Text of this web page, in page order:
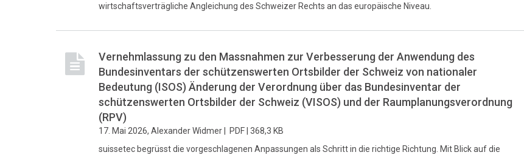
wirtschaftsverträgliche Angleichung des Schweizer Rechts an das europäische Niveau.
Vernehmlassung zu den Massnahmen zur Verbesserung der Anwendung des
Bundesinventars der schützenswerten Ortsbilder der Schweiz von nationaler
Bedeutung (ISOS) Änderung der Verordnung über das Bundesinventar der
schützenswerten Ortsbilder der Schweiz (VISOS) und der Raumplanungsverordnung
(RPV)
17. Mai 2026, Alexander Widmer | PDF | 368,3 KB
suissetec begrüsst die vorgeschlagenen Anpassungen als Schritt in die richtige Richtung. Mit Blick auf die